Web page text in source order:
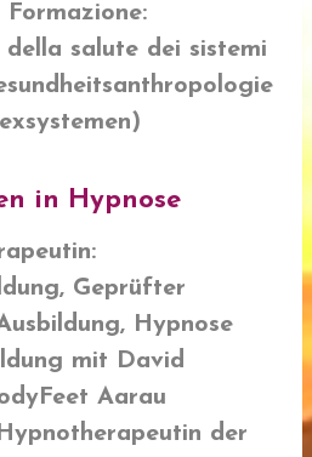
:
salute dei sistemi
in Hypnose
:
Geprüfter
Hypnose
mit David
Aarau
der